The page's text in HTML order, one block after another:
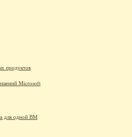
продуктов
Microsoft
для одной ВМ